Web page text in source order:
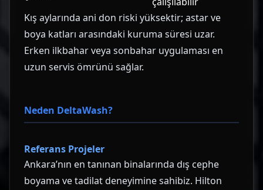
Kış aylarında ani don riski yüksektir; astar ve
boya katları arasındaki kuruma süresi uzar.
Erken ilkbahar veya sonbahar uygulaması en
uzun servis ömrünü sağlar.
Neden DeltaWash?
Referans Projeler
Ankara’nın en tanınan binalarında dış cephe
boyama ve tadilat deneyimine sahibiz. Hilton